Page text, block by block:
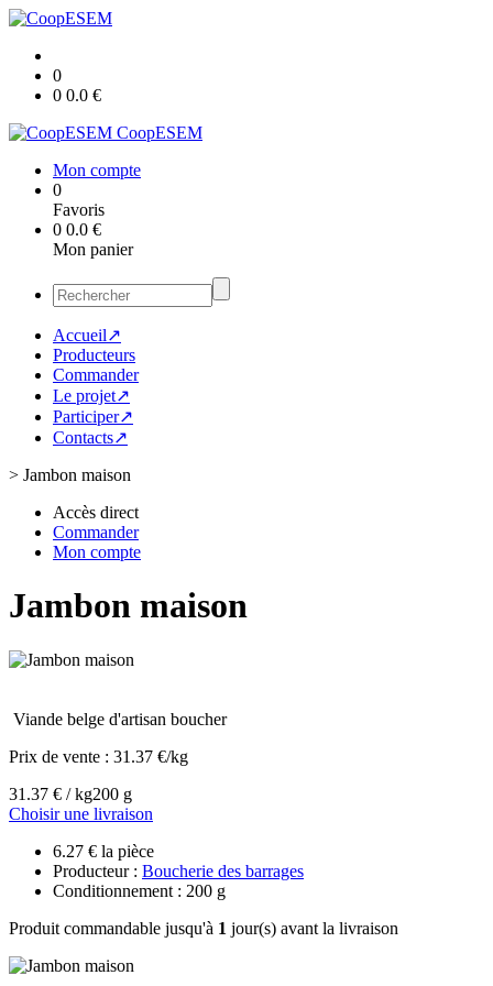
0
0 0.0 €
CoopESEM
Mon compte
0
Favoris
0 0.0 €
Mon panier
Accueil↗
Producteurs
Commander
Le projet↗
Participer↗
Contacts↗
> Jambon maison
Accès direct
Commander
Mon compte
Jambon maison
Viande belge d'artisan boucher
Prix de vente : 31.37 €/kg
31.37 € / kg200 g
Choisir une livraison
6.27 € la pièce
Producteur : Boucherie des barrages
Conditionnement : 200 g
Produit commandable jusqu'à 1 jour(s) avant la livraison